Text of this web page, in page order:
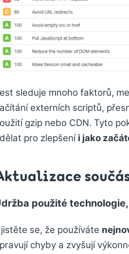
sleduje mnoho faktorů,
externích scriptů,
gzip nebo CDN. Tyto
pro zlepšení i jako
použité
se, že používáte
chyby a zvyšují